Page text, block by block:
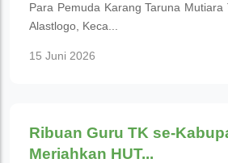
Para Pemuda Karang Taruna Mutiara
Alastlogo, Keca...
15 Juni 2026
Ribuan Guru TK se-
Meriahkan HUT...